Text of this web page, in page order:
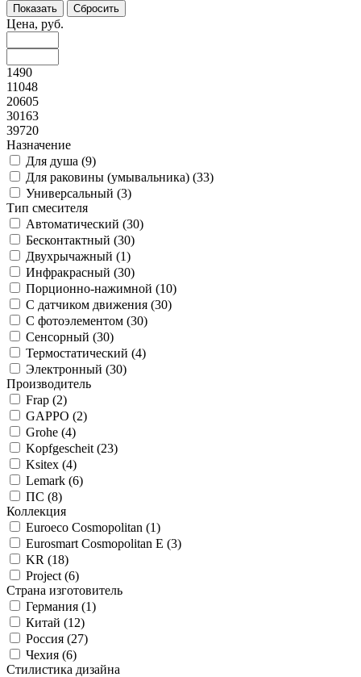
Цена, руб.
1490
11048
20605
30163
39720
Назначение
Для душа (9)
Для раковины (умывальника) (33)
Универсальный (3)
Тип смесителя
Автоматический (30)
Бесконтактный (30)
Двухрычажный (1)
Инфракрасный (30)
Порционно-нажимной (10)
С датчиком движения (30)
С фотоэлементом (30)
Сенсорный (30)
Термостатический (4)
Электронный (30)
Производитель
Frap (2)
GAPPO (2)
Grohe (4)
Kopfgescheit (23)
Ksitex (4)
Lemark (6)
ПС (8)
Коллекция
Euroeco Cosmopolitan (1)
Eurosmart Cosmopolitan E (3)
KR (18)
Project (6)
Страна изготовитель
Германия (1)
Китай (12)
Россия (27)
Чехия (6)
Стилистика дизайна